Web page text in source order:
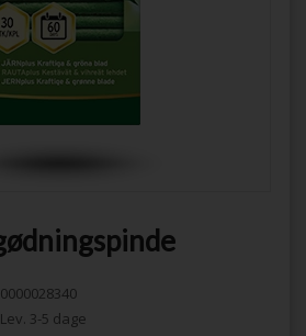
0000028340
Lev. 3-5 dage